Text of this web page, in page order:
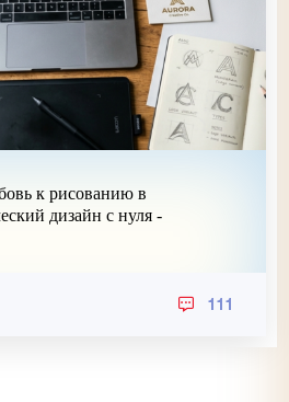
к рисованию в
дизайн с нуля -
111